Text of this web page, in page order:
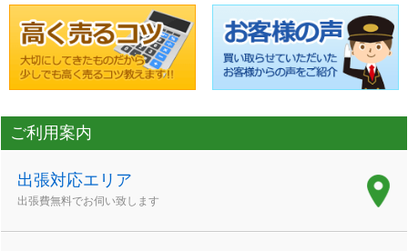
ご利用案内
出張対応エリア
出張費無料でお伺い致します